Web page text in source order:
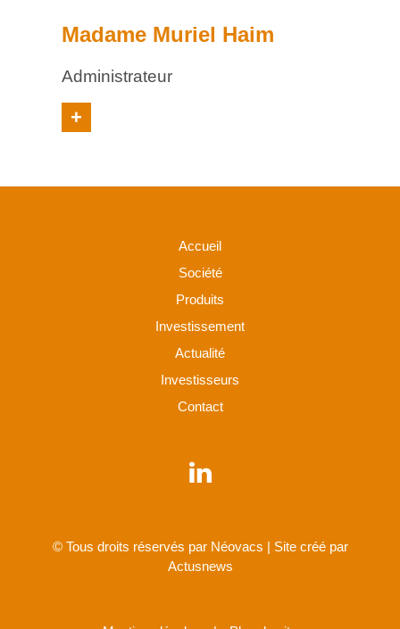
Madame Muriel Haim
Administrateur
+
Accueil
Société
Produits
Investissement
Actualité
Investisseurs
Contact
© Tous droits réservés par Néovacs | Site créé par
Actusnews